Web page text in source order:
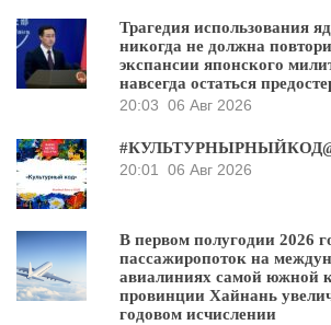
Трагедия использования
никогда не должна
экспансии японского
навсегда остаться
20:03 06 Авг 2026
20:01
06 Авг 2026
В первом полугодии 2026
пассажиропоток на
авиалиниях самой южной
провинции Хайнань
годовом исчислении